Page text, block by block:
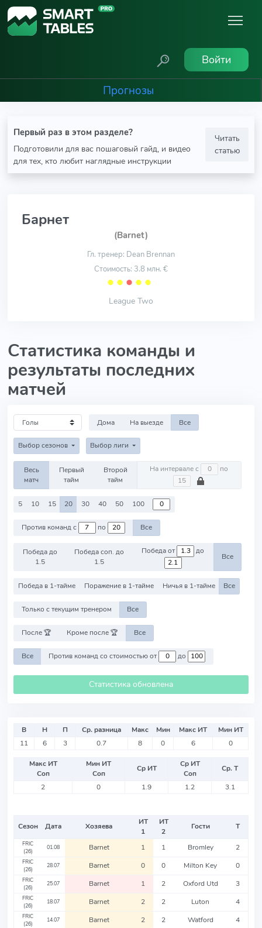
Войти
Прогнозы
Первый раз в этом разделе?
Подготовили для вас пошаговый гайд, и видео
для тех, кто любит наглядные инструкции
Читать
статью
Барнет
(Barnet)
Гл. тренер: Dean Brennan
Стоимость: 3.8 млн. €
⬤ ⬤ ⬤ ⬤ ⬤
League Two
Статистика команды и
результаты последних
матчей
Дома На выезде Все
Выбор сезонов Выбор лиги
Весь
матч
Первый
тайм
Второй
тайм
На интервале с по
5 10 15 20 30 40 50 100
Против команд с по Все
Победа до
1.5
Победа соп. до
1.5
Победа от до
Все
Победа в 1-тайме Поражение в 1-тайме Ничья в 1-тайме Все
Только с текущим тренером Все
После 🏆 Кроме после 🏆 Все
Все Против команд со стоимостью от до
Статистика обновлена
В Н П Ср. разница Макс Мин Макс ИТ
Мин ИТ
11
6 3 0.7 8 0 6 0
Макс ИТ
Соп
Мин ИТ
Соп
Ср ИТ
Ср ИТ
Соп
Ср. Т
2
0 1.9 1.2 3.1
Сезон Дата Хозяева
ИТ
1
ИТ
2
Гости Т
FRIC
(26)
01.08 Barnet 1 1 Bromley 2
FRIC
(26)
28.07 Barnet 0 0 Milton Key 0
FRIC
(26)
25.07 Barnet 1 2 Oxford Utd 3
FRIC
(26)
18.07 Barnet 2 2 Luton 4
FRIC
(26)
14.07 Barnet 2 2 Watford 4